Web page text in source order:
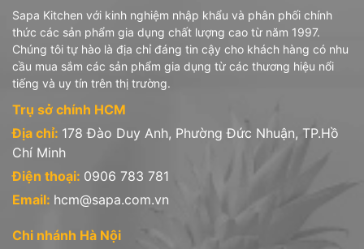
- Chén đĩa thủy tinh opal màu trắng sứ
- Hũ hộp thủy tinh Fido, Quattro
- Chai bình Swing, Oxford, Giara
2 - Diva LaOpala (Ấn Độ): gồm các sản phẩm
- Chén đĩa thủy tinh opal hoa văn
- Ly uống, tách đĩa trà thủy tinh
3 - Iwaki (Nhật Bản): gồm các sản phẩm
- Hũ hộp thủy tinh chịu nhiệt borosilicate
Sapa Kitchen với kinh nghiệm nhập khẩu và phân phối chính
thức các sản phẩm gia dụng chất lượng cao từ năm 1997.
Chúng tôi tự hào là địa chỉ đáng tin cậy cho khách hàng có nhu
cầu mua sắm các sản phẩm gia dụng từ các thương hiệu nổi
tiếng và uy tín trên thị trường.
Trụ sở chính HCM
Địa chỉ: 178 Đào Duy Anh, Phường Đức Nhuận, TP.Hồ
Chí Minh
Điện thoại: 0906 783 781
Email: hcm@sapa.com.vn
Chi nhánh Hà Nội